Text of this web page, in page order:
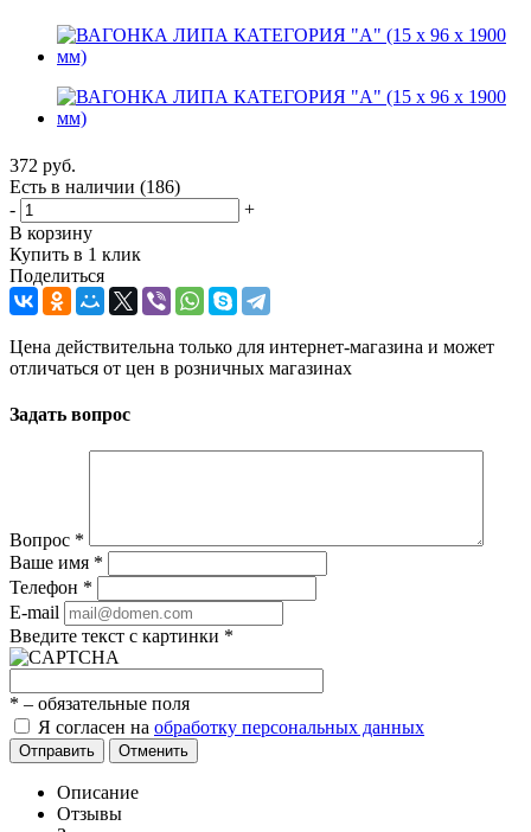
372 руб.
Есть в наличии (186)
-
+
В корзину
Купить в 1 клик
Поделиться
Цена действительна только для интернет-магазина и может
отличаться от цен в розничных магазинах
Задать вопрос
Вопрос *
Ваше имя *
Телефон *
E-mail
Введите текст с картинки *
* – обязательные поля
Я согласен на обработку персональных данных
Отправить Отменить
Описание
Отзывы